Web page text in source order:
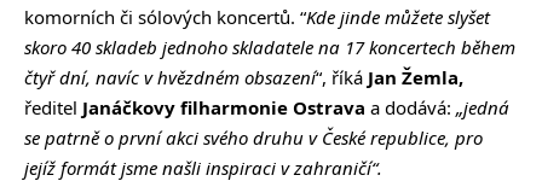
komorních či sólových koncertů. “Kde jinde můžete slyšet
skoro 40 skladeb jednoho skladatele na 17 koncertech během
čtyř dní, navíc v hvězdném obsazení“, říká Jan Žemla,
ředitel Janáčkovy filharmonie Ostrava a dodává: „jedná
se patrně o první akci svého druhu v České republice, pro
jejíž formát jsme našli inspiraci v zahraničí“.